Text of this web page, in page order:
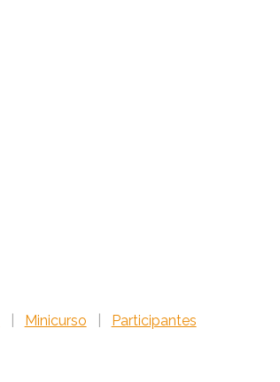
Minicurso Participantes